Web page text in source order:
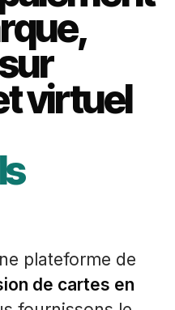
virtuel
plateforme de
de cartes en